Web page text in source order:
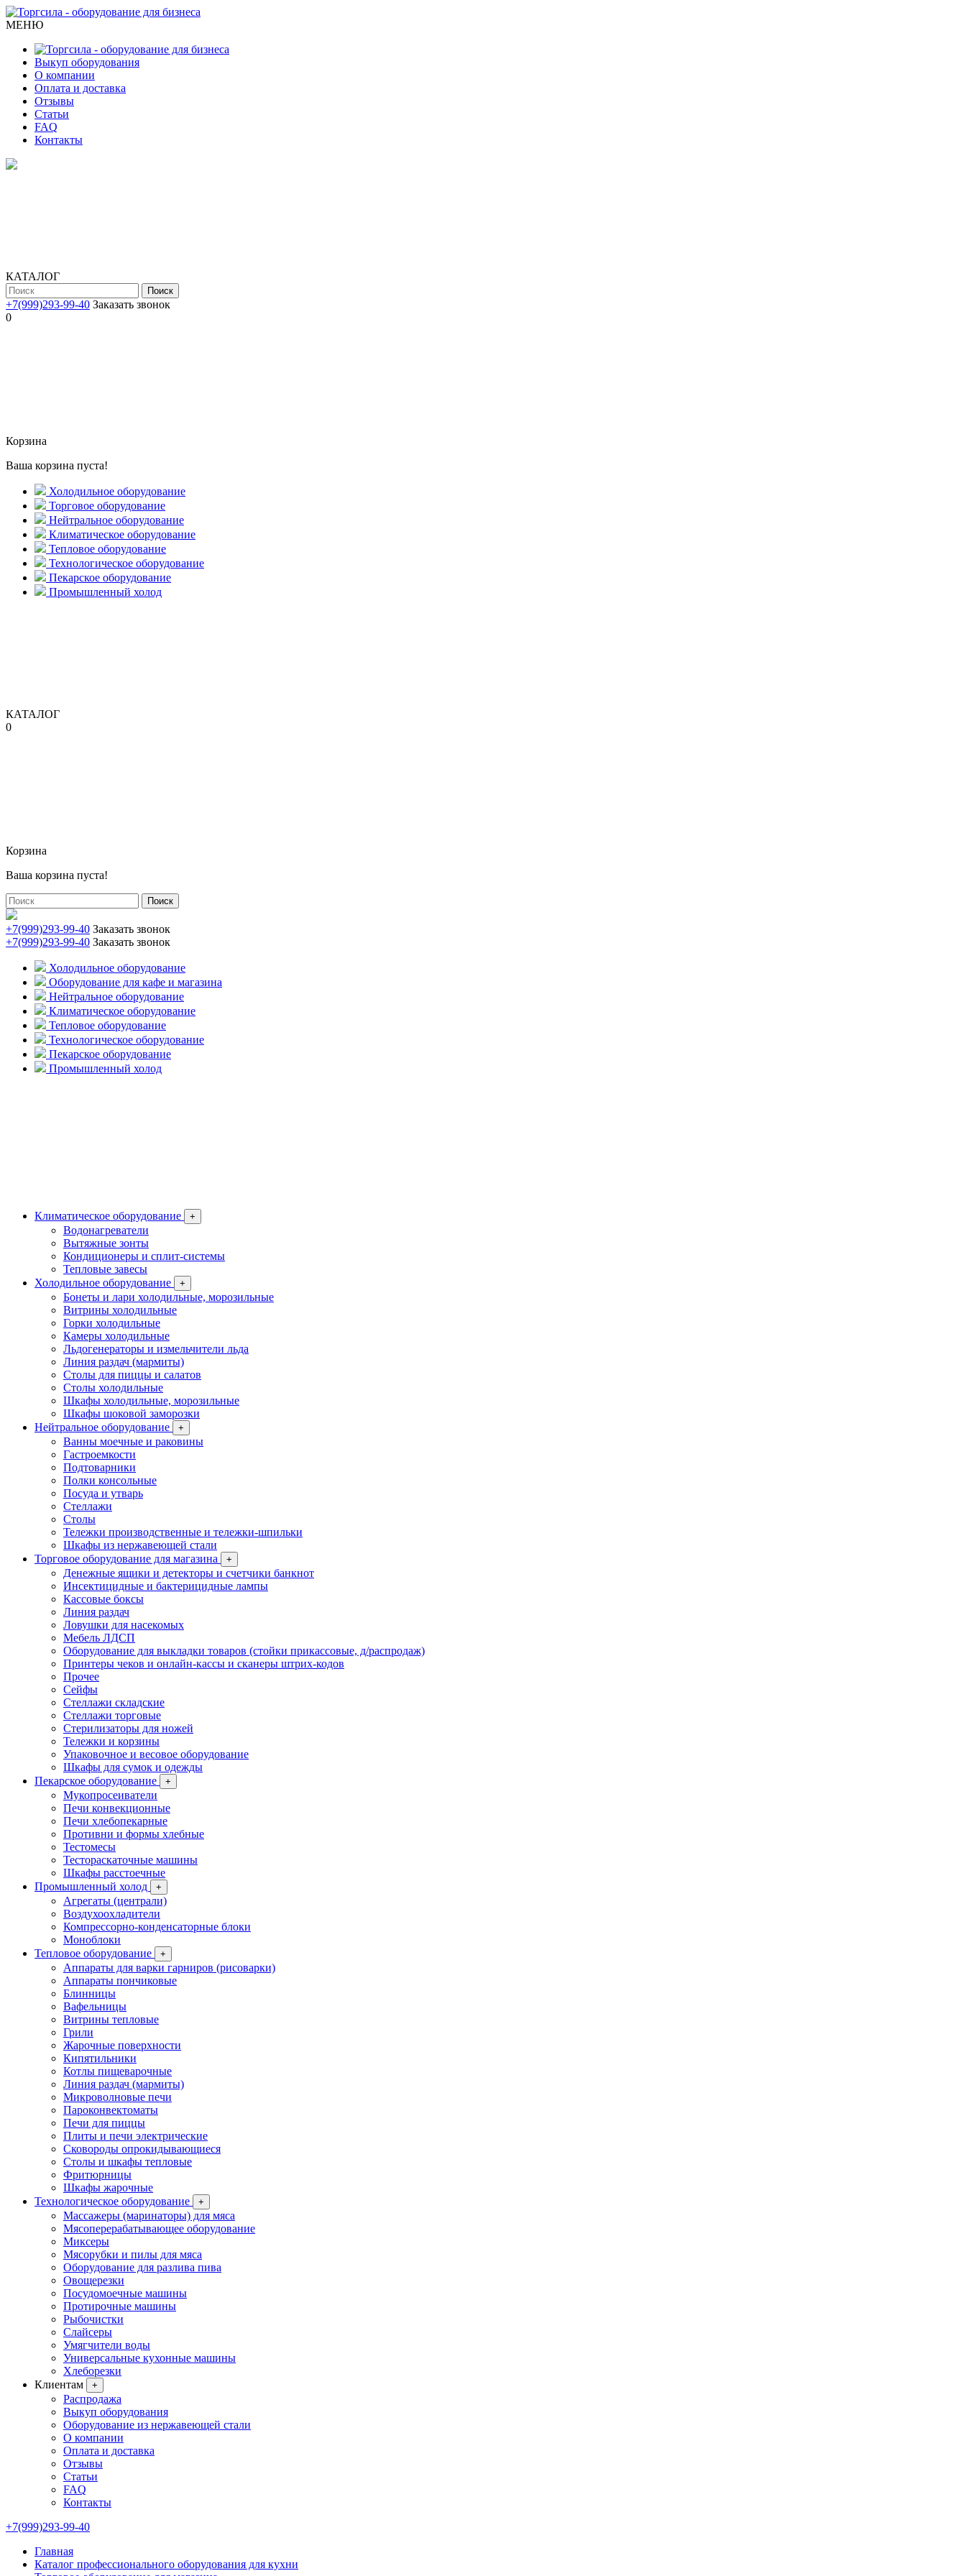
МЕНЮ
Выкуп оборудования
О компании
Оплата и доставка
Отзывы
Статьи
FAQ
Контакты
КАТАЛОГ
Поиск
+7(999)293-99-40 Заказать звонок
0
Корзина
Ваша корзина пуста!
Холодильное оборудование
Торговое оборудование
Нейтральное оборудование
Климатическое оборудование
Тепловое оборудование
Технологическое оборудование
Пекарское оборудование
Промышленный холод
КАТАЛОГ
0
Корзина
Ваша корзина пуста!
Поиск
+7(999)293-99-40 Заказать звонок
+7(999)293-99-40 Заказать звонок
Холодильное оборудование
Оборудование для кафе и магазина
Нейтральное оборудование
Климатическое оборудование
Тепловое оборудование
Технологическое оборудование
Пекарское оборудование
Промышленный холод
Климатическое оборудование +
Водонагреватели
Вытяжные зонты
Кондиционеры и сплит-системы
Тепловые завесы
Холодильное оборудование
+
Бонеты и лари холодильные, морозильные
Витрины холодильные
Горки холодильные
Камеры холодильные
Льдогенераторы и измельчители льда
Линия раздач (мармиты)
Столы для пиццы и салатов
Столы холодильные
Шкафы холодильные, морозильные
Шкафы шоковой заморозки
Нейтральное оборудование
+
Ванны моечные и раковины
Гастроемкости
Подтоварники
Полки консольные
Посуда и утварь
Стеллажи
Столы
Тележки производственные и тележки-шпильки
Шкафы из нержавеющей стали
Торговое оборудование для магазина
+
Денежные ящики и детекторы и счетчики банкнот
Инсектицидные и бактерицидные лампы
Кассовые боксы
Линия раздач
Ловушки для насекомых
Мебель ЛДСП
Оборудование для выкладки товаров (стойки прикассовые, д/распродаж)
Принтеры чеков и онлайн-кассы и сканеры штрих-кодов
Прочее
Сейфы
Стеллажи складские
Стеллажи торговые
Стерилизаторы для ножей
Тележки и корзины
Упаковочное и весовое оборудование
Шкафы для сумок и одежды
Пекарское оборудование
+
Мукопросеиватели
Печи конвекционные
Печи хлебопекарные
Противни и формы хлебные
Тестомесы
Тестораскаточные машины
Шкафы расстоечные
Промышленный холод
+
Агрегаты (централи)
Воздухоохладители
Компрессорно-конденсаторные блоки
Моноблоки
Тепловое оборудование
+
Аппараты для варки гарниров (рисоварки)
Аппараты пончиковые
Блинницы
Вафельницы
Витрины тепловые
Грили
Жарочные поверхности
Кипятильники
Котлы пищеварочные
Линия раздач (мармиты)
Микроволновые печи
Пароконвектоматы
Печи для пиццы
Плиты и печи электрические
Сковороды опрокидывающиеся
Столы и шкафы тепловые
Фритюрницы
Шкафы жарочные
Технологическое оборудование
+
Массажеры (маринаторы) для мяса
Мясоперерабатывающее оборудование
Миксеры
Мясорубки и пилы для мяса
Оборудование для разлива пива
Овощерезки
Посудомоечные машины
Протирочные машины
Рыбочистки
Слайсеры
Умягчители воды
Универсальные кухонные машины
Хлеборезки
Клиентам
+
Распродажа
Выкуп оборудования
Оборудование из нержавеющей стали
О компании
Оплата и доставка
Отзывы
Статьи
FAQ
Контакты
+7(999)293-99-40
Главная
Каталог профессионального оборудования для кухни